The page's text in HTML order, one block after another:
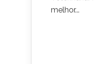
melhor...